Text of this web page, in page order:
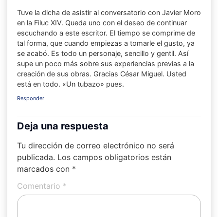
Tuve la dicha de asistir al conversatorio con Javier Moro
en la Filuc XIV. Queda uno con el deseo de continuar
escuchando a este escritor. El tiempo se comprime de
tal forma, que cuando empiezas a tomarle el gusto, ya
se acabó. Es todo un personaje, sencillo y gentil. Así
supe un poco más sobre sus experiencias previas a la
creación de sus obras. Gracias César Miguel. Usted
está en todo. «Un tubazo» pues.
Responder
Deja una respuesta
Tu dirección de correo electrónico no será
publicada. Los campos obligatorios están
marcados con *
Comentario *